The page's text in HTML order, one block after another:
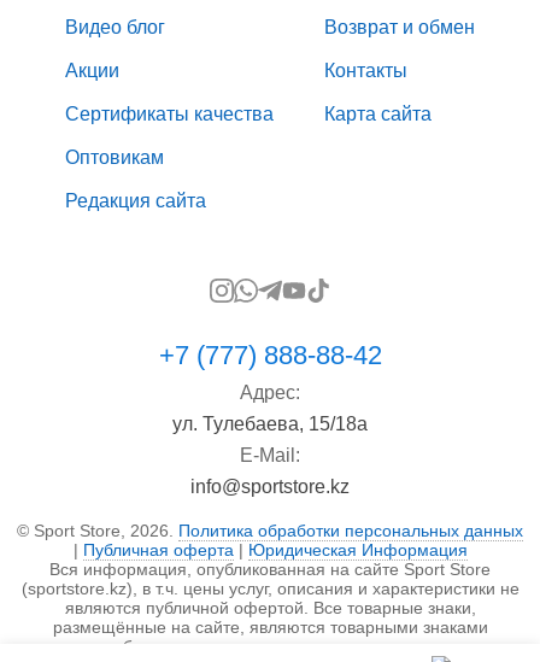
Видео блог
Акции
Сертификаты качества
Оптовикам
Редакция сайта
Возврат и обмен
Контакты
Карта сайта
+7 (777) 888-88-42
Адрес:
ул. Тулебаева, 15/18а
E-Mail:
info@sportstore.kz
© Sport Store, 2026. Политика обработки персональных данных
| Публичная оферта| Юридическая Информация
Вся информация, опубликованная на сайте Sport Store
(sportstore.kz), в т.ч. цены услуг, описания и характеристики не
являются публичной офертой. Все товарные знаки,
размещённые на сайте, являются товарными знаками
правообладателя и используются исключительно в